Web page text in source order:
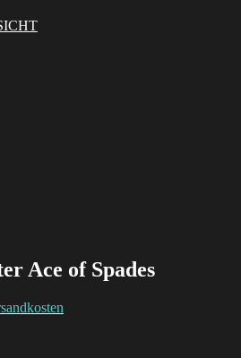
Ace of Spades